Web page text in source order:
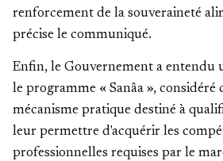
renforcement de la souveraineté
précise le communiqué.
Enfin, le Gouvernement a entendu
le programme « Sanâa », considéré
mécanisme pratique destiné à
leur permettre d'acquérir les
professionnelles requises par le